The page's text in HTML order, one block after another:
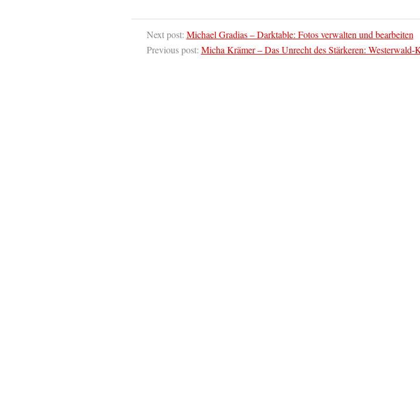
Next post: Michael Gradias – Darktable: Fotos verwalten und bearbeiten
Previous post: Micha Krämer – Das Unrecht des Stärkeren: Westerwald-